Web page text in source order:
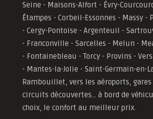
Seine - Maisons-Alfort - Évry-
Étampes - Corbeil-Essonnes - Massy -
- Cergy-Pontoise - Argenteuil -
- Franconville - Sarcelles - Melun -
- Fontainebleau - Torcy - Provins -
- Mantes-la-Jolie - Saint-Germain-en-
Rambouillet, vers les aéroports,
circuits découvertes... à bord de
choix, le confort au meilleur prix.